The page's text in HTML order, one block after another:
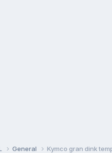
General Kymco gran dink